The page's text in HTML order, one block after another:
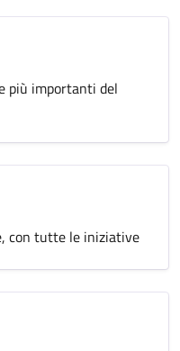
più importanti del
con tutte le iniziative